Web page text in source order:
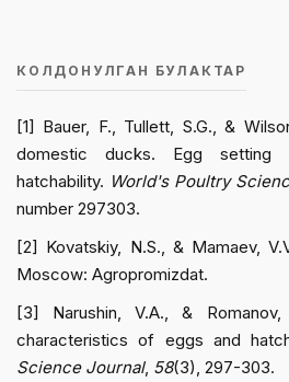
КОЛДОНУЛГАН БУЛАКТАР
[1] Bauer, F., Tullett, S.G., &
domestic ducks. Egg
hatchability. World's Poultry
number 297303.
[2] Kovatskiy, N.S., & Mamaev,
Moscow: Agropromizdat.
[3] Narushin, V.A., &
characteristics of eggs and
Science Journal, 58(3), 297-303.